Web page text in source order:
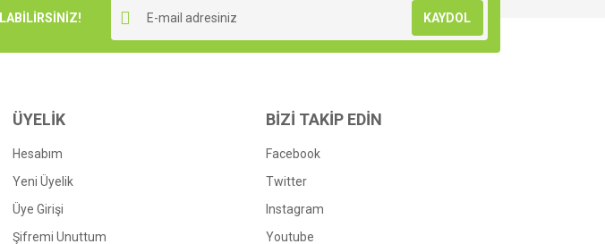
KAYDOL
ÜYELİK
Hesabım
Yeni Üyelik
Üye Girişi
Şifremi Unuttum
BİZİ TAKİP EDİN
Facebook
Twitter
Instagram
Youtube